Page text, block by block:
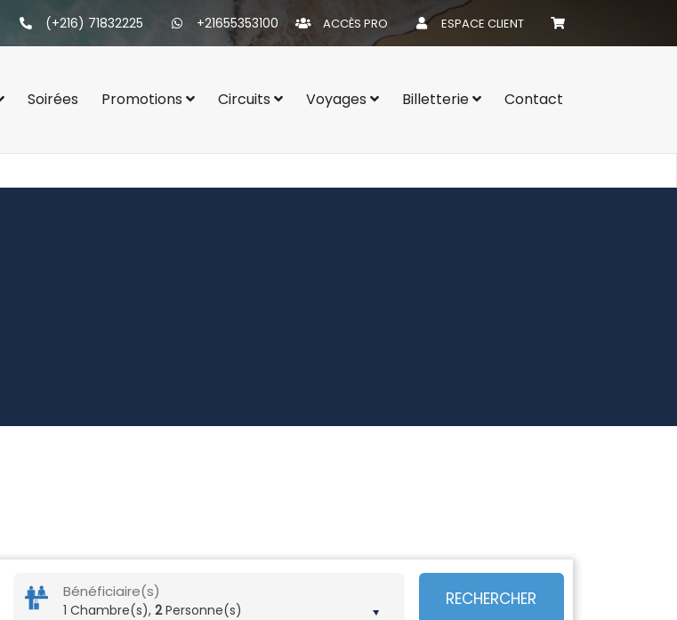
(+216) 71832225 +21655353100 ACCÈS PRO ESPACE CLIENT
Soirées Promotions Circuits Voyages Billetterie Contact
Bénéficiaire(s)
1 Chambre(s), 2Personne(s)
RECHERCHER